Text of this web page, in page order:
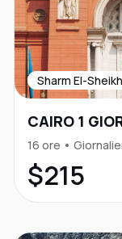
Sharm El-Sheikh
CAIRO 1
16 ore •
$215